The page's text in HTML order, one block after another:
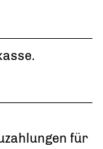
für